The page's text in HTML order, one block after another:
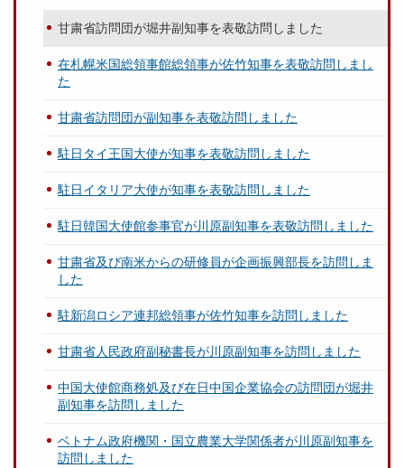
甘粛省訪問団が堀井副知事を表敬訪問しました
在札幌米国総領事館総領事が佐竹知事を表敬訪問しまし
た
甘粛省訪問団が副知事を表敬訪問しました
駐日タイ王国大使が知事を表敬訪問しました
駐日イタリア大使が知事を表敬訪問しました
駐日韓国大使館参事官が川原副知事を表敬訪問しました
甘粛省及び南米からの研修員が企画振興部長を訪問しま
した
駐新潟ロシア連邦総領事が佐竹知事を訪問しました
甘粛省人民政府副秘書長が川原副知事を訪問しました
中国大使館商務処及び在日中国企業協会の訪問団が堀井
副知事を訪問しました
ベトナム政府機関・国立農業大学関係者が川原副知事を
訪問しました